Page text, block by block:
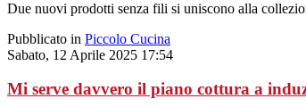
Due nuovi prodotti senza fili si uniscono alla
Pubblicato in Piccolo Cucina
Sabato, 12 Aprile 2025 17:54
Mi serve davvero il piano cottura a